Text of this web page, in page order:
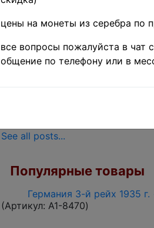
01.01.2026 16:48:14
с 1 января, временно(до
магазине), приостановлена
See all posts...
Популярные товары
Германия 3-й рейх 1935 г.
(Артикул: A1-8470)
цены на монеты из серебра по
все вопросы пожалуйста в чат
общение по телефону или в